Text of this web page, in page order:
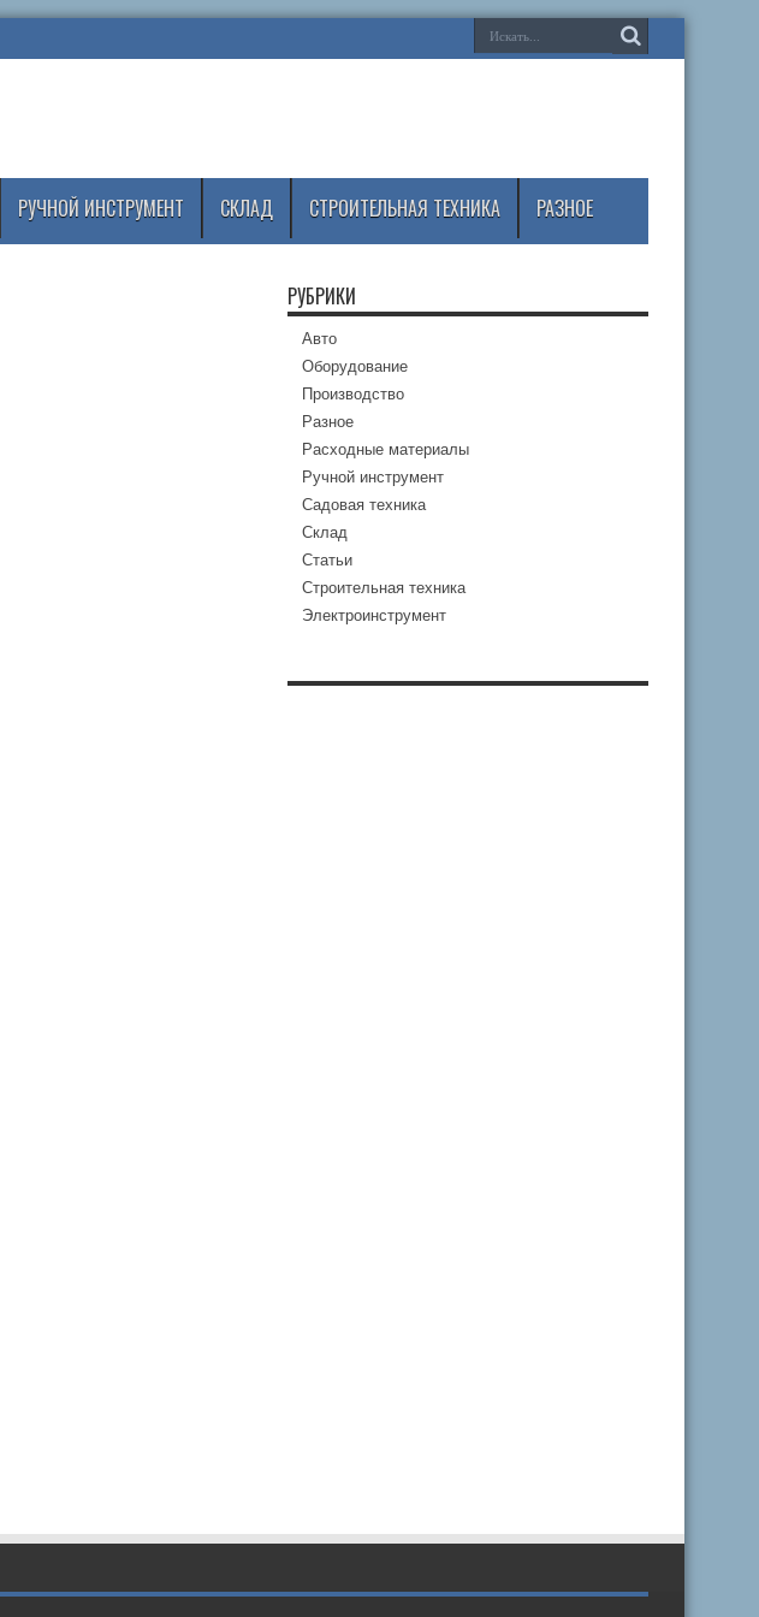
РУЧНОЙ ИНСТРУМЕНТ СКЛАД СТРОИТЕЛЬНАЯ ТЕХНИКА РАЗНОЕ
РУБРИКИ
Авто
Оборудование
Производство
Разное
Расходные материалы
Ручной инструмент
Садовая техника
Склад
Статьи
Строительная техника
Электроинструмент